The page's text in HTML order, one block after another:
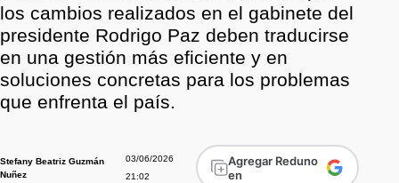
los cambios realizados en el gabinete del
presidente Rodrigo Paz deben traducirse
en una gestión más eficiente y en
soluciones concretas para los problemas
que enfrenta el país.
Stefany Beatriz Guzmán
Nuñez
03/06/2026
21:02
Agregar Reduno
en